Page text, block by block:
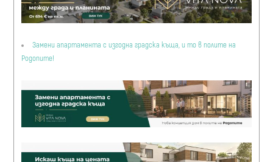
Замени апартамента с изгодна градска къща, и то в полите на
Родопите!